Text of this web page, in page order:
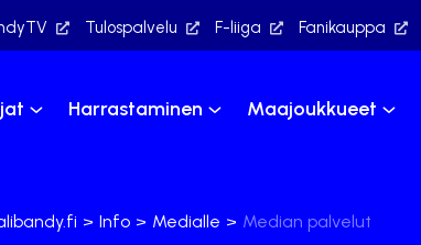
Tulospalvelu F-liiga Fanikauppa
Harrastaminen Maajoukkueet
> Info > Medialle > Median palvelut